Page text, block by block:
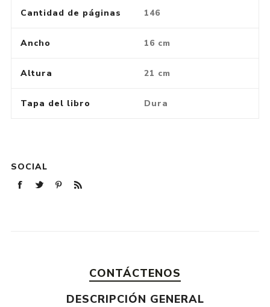
Cantidad de páginas 146
Ancho 16 cm
Altura 21 cm
Tapa del libro Dura
SOCIAL
CONTÁCTENOS
DESCRIPCIÓN GENERAL